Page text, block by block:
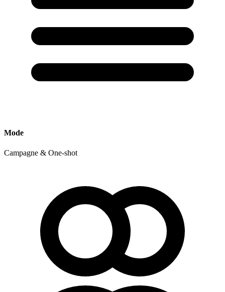
Mode
Campagne & One-shot